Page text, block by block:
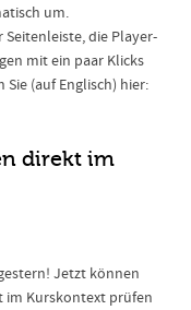
um.
die Player-
mit ein paar Klicks
(auf Englisch) hier:
direkt im
Jetzt können
im Kurskontext prüfen